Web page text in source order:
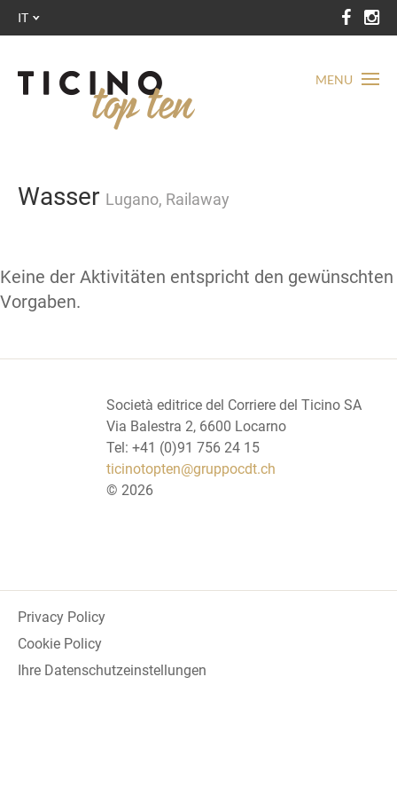
MENU
IT
Wasser Lugano, Railaway
Keine der Aktivitäten entspricht den gewünschten
Vorgaben.
Società editrice del Corriere del Ticino SA
Via Balestra 2, 6600 Locarno
Tel: +41 (0)91 756 24 15
ticinotopten@gruppocdt.ch
© 2026
Privacy Policy
Cookie Policy
Ihre Datenschutzeinstellungen